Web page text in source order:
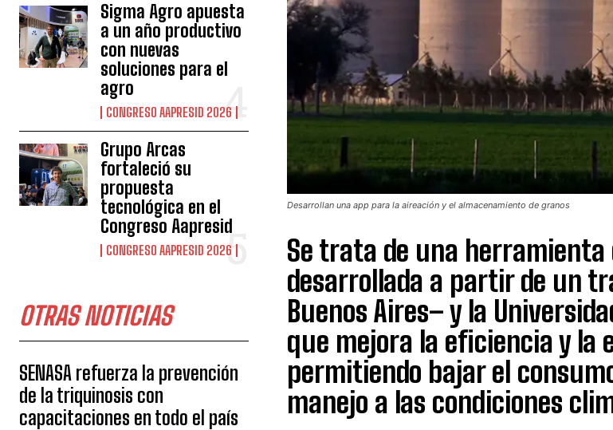
Sigma Agro apuesta
a un año productivo
con nuevas
soluciones para el
agro
CONGRESO AAPRESID 2026
Grupo Arcas
fortaleció su
propuesta
tecnológica en el
Congreso Aapresid
CONGRESO AAPRESID 2026
OTRAS NOTICIAS
SENASA refuerza la prevención
de la triquinosis con
capacitaciones en todo el país
Desarrollan una app para la aireación y el almacenamiento de granos
Se trata de una herramienta
desarrollada a partir de un
Buenos Aires– y la
que mejora la eficiencia y la
permitiendo bajar el
manejo a las condiciones